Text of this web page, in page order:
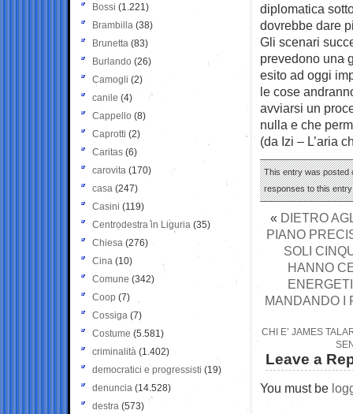
diplomatica
dovrebbe dare
Gli scenari
prevedono una
esito ad oggi
le cose
avviarsi un
nulla e che
(da Izi – L’aria
This entry was posted
responses to this
« DIETRO
PIANO
SOLI
HANNO
MANDANDO I
CHI E’ JAMES
Leave a
You must be
Bossi (1.221)
Brambilla (38)
Brunetta (83)
Burlando (26)
Camogli (2)
canile (4)
Cappello (8)
Caprotti (2)
Caritas (6)
carovita (170)
casa (247)
Casini (119)
Centrodestra in Liguria (35)
Chiesa (276)
Cina (10)
Comune (342)
Coop (7)
Cossiga (7)
Costume (5.581)
criminalità (1.402)
democratici e progressisti (19)
denuncia (14.528)
destra (573)